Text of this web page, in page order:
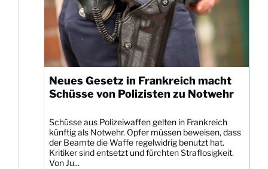
Neues Gesetz in Frankreich macht
Schüsse von Polizisten zu Notwehr
Schüsse aus Polizeiwaffen gelten in Frankreich
künftig als Notwehr. Opfer müssen beweisen, dass
der Beamte die Waffe regelwidrig benutzt hat.
Kritiker sind entsetzt und fürchten Straflosigkeit.
Von Ju...